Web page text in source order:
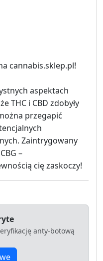
cannabis.sklep.pl!
aspektach
THC i CBD zdobyły
przegapić
Zaintrygowany
–
cię zaskoczy!
anty-botową